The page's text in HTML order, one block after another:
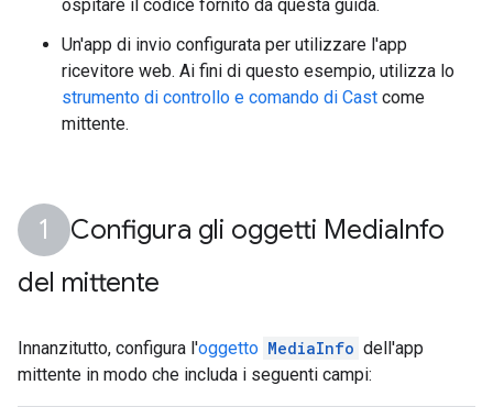
ospitare il codice fornito da questa guida.
Un'app di invio configurata per utilizzare l'app
ricevitore web. Ai fini di questo esempio, utilizza lo
strumento di controllo e comando di Cast come
mittente.
Configura gli oggetti MediaInfo
del mittente
Innanzitutto, configura l'oggetto MediaInfo dell'app
mittente in modo che includa i seguenti campi: